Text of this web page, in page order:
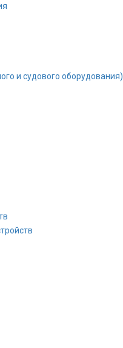
и судового оборудования)